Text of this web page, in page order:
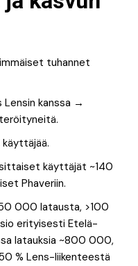
tuhannet
Lensin kanssa →
käyttäjät ~140
Phaveriin.
000 latausta, >100
erityisesti Etelä-
latauksia ~800 000,
% Lens-liikenteestä